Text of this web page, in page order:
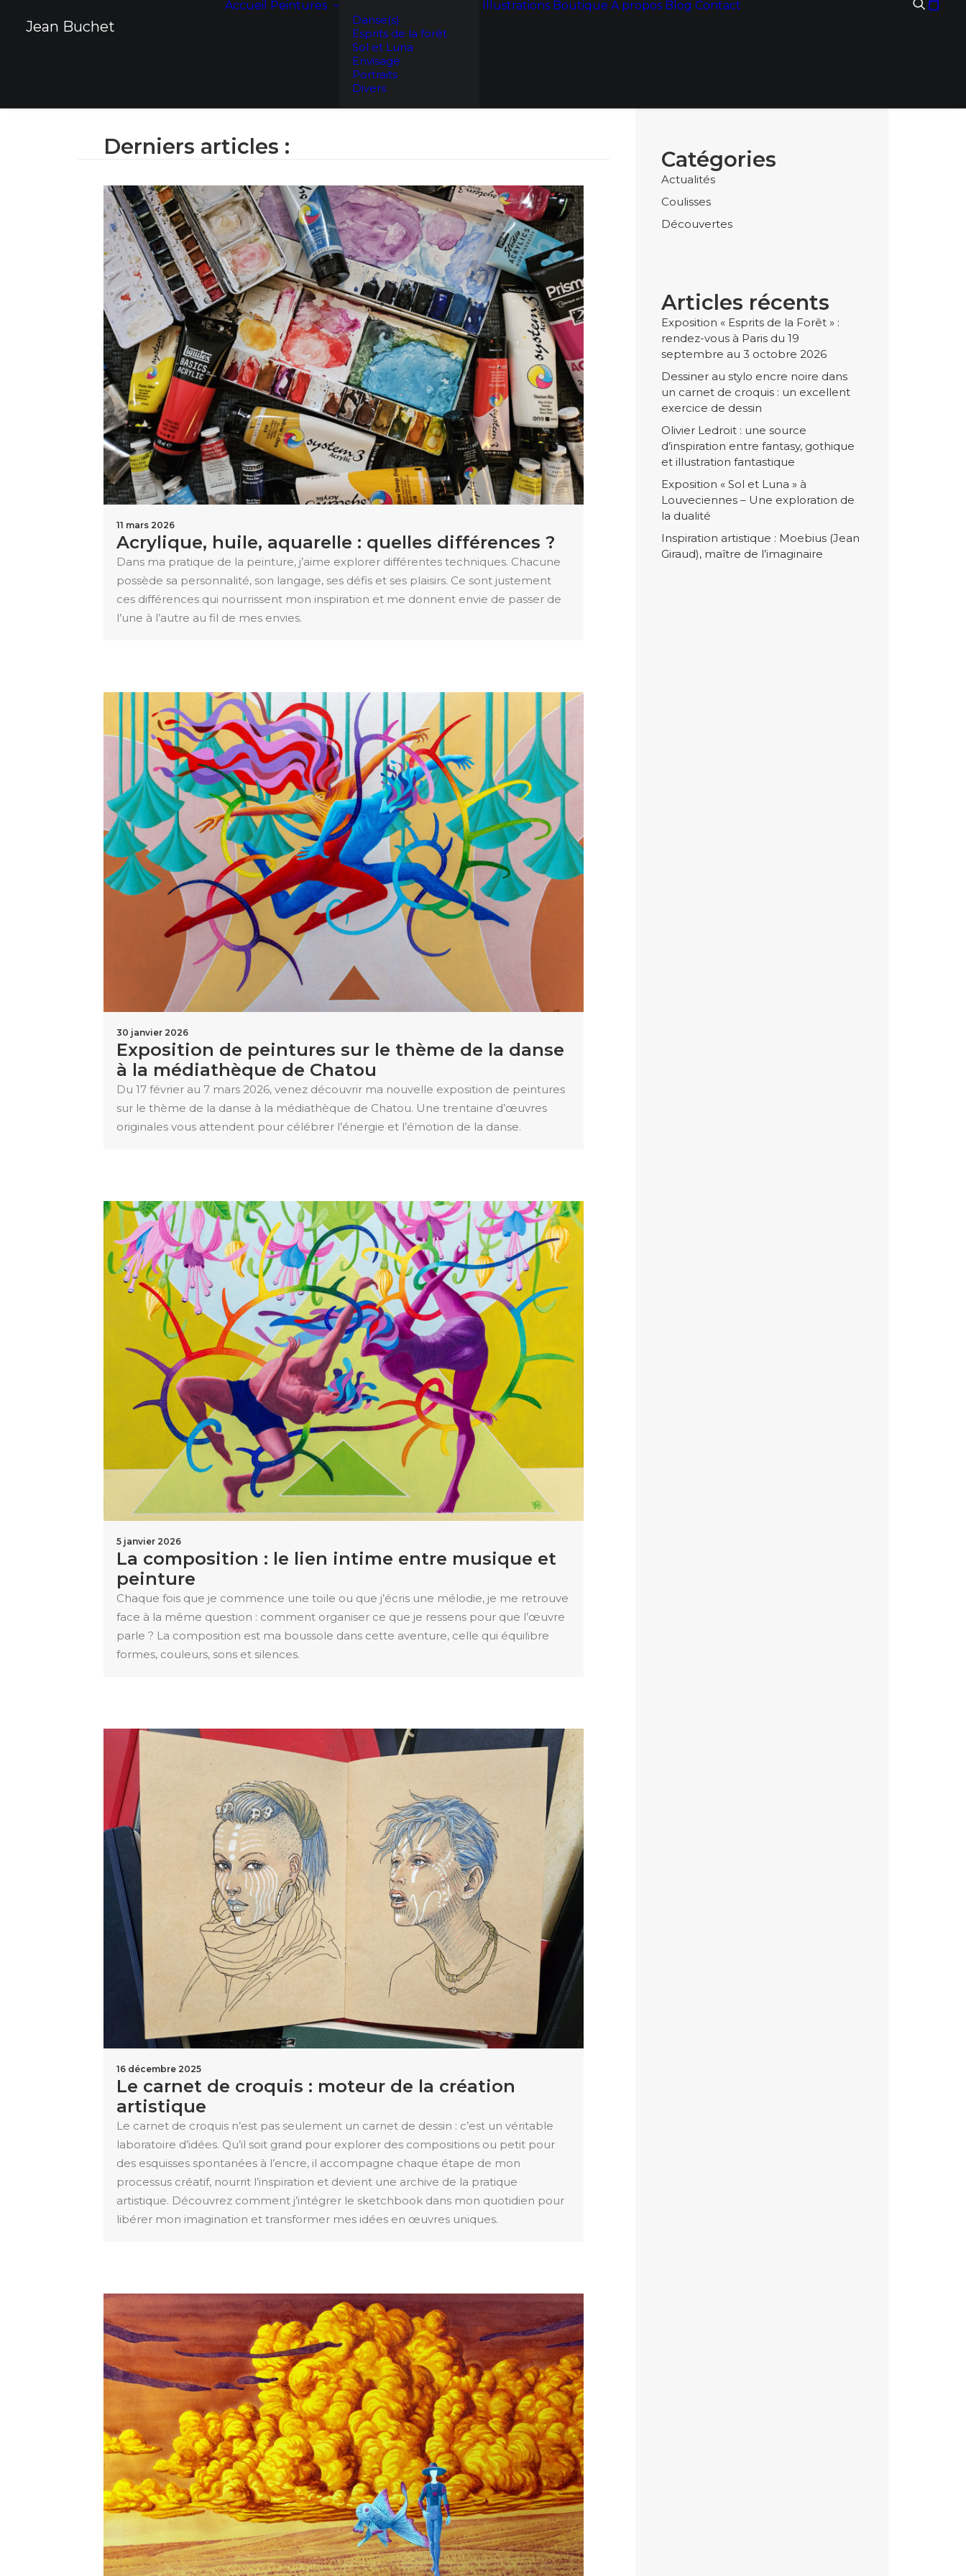
Jean Buchet
Accueil Peintures
Danse(s)
Esprits de la forêt
Sol et Luna
Envisage
Portraits
Divers
Illustrations Boutique A propos Blog Contact
Derniers articles :
11 mars 2026
Acrylique, huile, aquarelle : quelles différences ?
Dans ma pratique de la peinture, j’aime explorer différentes techniques. Chacune
possède sa personnalité, son langage, ses défis et ses plaisirs. Ce sont justement
ces différences qui nourrissent mon inspiration et me donnent envie de passer de
l’une à l’autre au fil de mes envies.
30 janvier 2026
Exposition de peintures sur le thème de la danse
à la médiathèque de Chatou
Du 17 février au 7 mars 2026, venez découvrir ma nouvelle exposition de peintures
sur le thème de la danse à la médiathèque de Chatou. Une trentaine d’œuvres
originales vous attendent pour célébrer l’énergie et l’émotion de la danse.
5 janvier 2026
La composition : le lien intime entre musique et
peinture
Chaque fois que je commence une toile ou que j’écris une mélodie, je me retrouve
face à la même question : comment organiser ce que je ressens pour que l’œuvre
parle ? La composition est ma boussole dans cette aventure, celle qui équilibre
formes, couleurs, sons et silences.
16 décembre 2025
Le carnet de croquis : moteur de la création
artistique
Le carnet de croquis n’est pas seulement un carnet de dessin : c’est un véritable
laboratoire d’idées. Qu’il soit grand pour explorer des compositions ou petit pour
des esquisses spontanées à l’encre, il accompagne chaque étape de mon
processus créatif, nourrit l’inspiration et devient une archive de la pratique
artistique. Découvrez comment j’intégrer le sketchbook dans mon quotidien pour
libérer mon imagination et transformer mes idées en œuvres uniques.
Catégories
Actualités
Coulisses
Découvertes
Articles récents
Exposition « Esprits de la Forêt » :
rendez-vous à Paris du 19
septembre au 3 octobre 2026
Dessiner au stylo encre noire dans
un carnet de croquis : un excellent
exercice de dessin
Olivier Ledroit : une source
d’inspiration entre fantasy, gothique
et illustration fantastique
Exposition « Sol et Luna » à
Louveciennes – Une exploration de
la dualité
Inspiration artistique : Moebius (Jean
Giraud), maître de l’imaginaire